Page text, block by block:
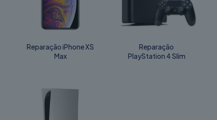
Reparação iPhone XS
Max
Reparação
PlayStation 4 Slim